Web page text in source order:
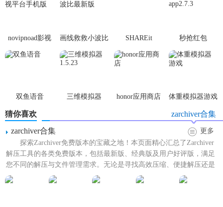
户无需解压即可查看压缩包内的文件内容，包括excel、
4. 加密保护：软件提供了压缩文件加密功能，用户可以在压
缩文件时为每个文件添加密码，保护个人隐私和文件安全。
1. 压缩与解压：软件支持将文件压缩为zip、egg和alz等格
2. 文件管理器：提供方便的文件浏览器界面，用户可以轻松
地查找和浏览本地文件。
3. 存档图像查看器：无需提取即可查看存档中的图像文件，
方便用户快速预览图片内容。
novipnoad影视
平台手机版
画线救救小波比
最新版
SHAREit
秒抢红包
app2.7.3
双鱼语音
三维模拟器
honor应用商店 体重模拟器游戏
猜你喜欢
zarchiver合集
zarchiver合集
更多
探索Zarchiver免费版本的宝藏之地！本页面精心汇总了Zarchiver
解压工具的各类免费版本，包括最新版、经典版及用户好评版，满足
您不同的解压与文件管理需求。无论是寻找高效压缩、便捷解压还是
安全...